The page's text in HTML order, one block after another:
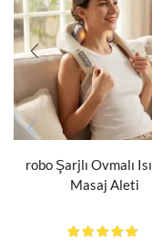
robo Şarjlı Ovmalı
Masaj Aleti